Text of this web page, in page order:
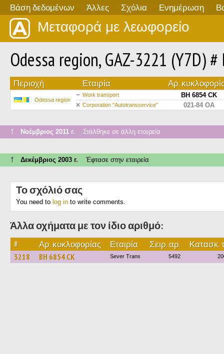
Βάση δεδομένων Άλλες Σχόλια Ενημέρωση
Μεταφορά με λεωφορείο
Odessa region, GAZ-3221 (Y7D)
Περιοχή Εταιρία Αρ.
Odessa region
Work transport BH 6854 CK
Сorporation "Autotransservice" 021-84 ОА
↑ Νοέμβριος 2011 г. Στάλθηκε σε άλλη εταιρεία
↑ Δεκέμβριος 2003 г. Έφτασε στην εταιρεία
Το σχόλιό σας
You need to log in to write comments.
Άλλα οχήματα με τον ίδιο αριθμό:
# Αρ. κυκλοφορίας Εταιρία Σειρ. αρ. Κατασκ.
3218 BH 6854 CK Sever Trans 5492